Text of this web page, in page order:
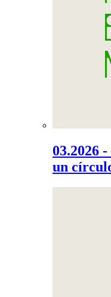
03.2026
un